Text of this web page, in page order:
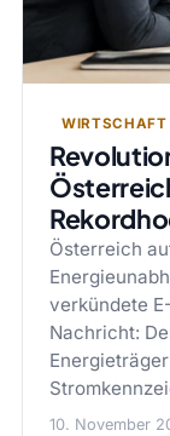
WIRTSCHAFT
Österreich
verkündete
Nachricht:
10. November